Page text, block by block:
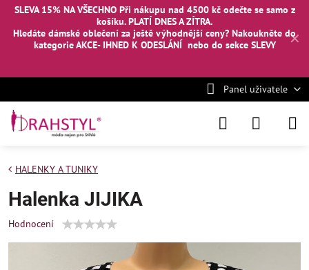
✕
SLEVA 15% NA VŠECHNO Při nákupu nad 4500 kč odečte se samo z
košíku. PLATÍ DNES A ZÍTRA.
Hledáte dámské oblečení za ještě výhodnější ceny? Nakoukněte do
kategorie AKCE- IHNED K ODESLÁNÍ nebo do sekce SLEVY
Panel uživatele
HALENKY A TUNIKY
Halenka JIJIKA
Hodnocení